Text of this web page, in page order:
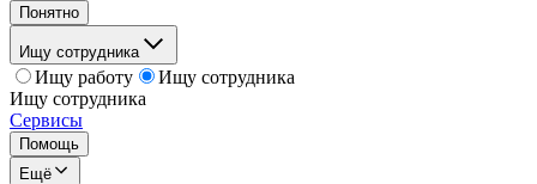
Понятно
Ищу сотрудника
Ищу работу
Ищу сотрудника
Ищу сотрудника
Сервисы
Помощь
Ещё